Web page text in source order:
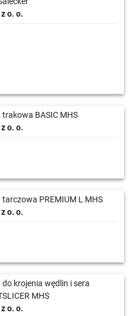
o. o.
trakowa BASIC MHS
o. o.
tarczowa PREMIUM L MHS
o. o.
krojenia wędlin i sera
MHS
o. o.